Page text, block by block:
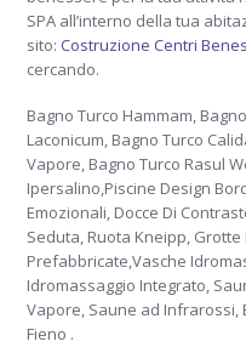
SPA all’interno della tua
sito: Costruzione Centri
cercando.
Bagno Turco Hammam,
Laconicum, Bagno Turco
Vapore, Bagno Turco Rasul
Ipersalino,Piscine Design
Emozionali, Docce Di
Seduta, Ruota Kneipp,
Prefabbricate,Vasche
Idromassaggio Integrato,
Vapore, Saune ad Infrarossi,
Fieno .